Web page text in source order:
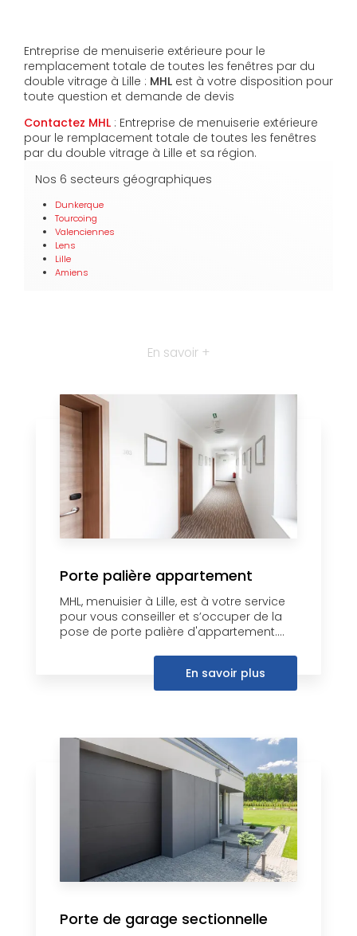
Entreprise de menuiserie extérieure pour le
remplacement totale de toutes les fenêtres par du
double vitrage à Lille : MHL est à votre disposition pour
toute question et demande de devis
Contactez MHL : Entreprise de menuiserie extérieure
pour le remplacement totale de toutes les fenêtres
par du double vitrage à Lille et sa région.
Nos 6 secteurs géographiques
Dunkerque
Tourcoing
Valenciennes
Lens
Lille
Amiens
En savoir +
Porte palière appartement
MHL, menuisier à Lille, est à votre service
pour vous conseiller et s’occuper de la
pose de porte palière d'appartement....
En savoir plus
Porte de garage sectionnelle